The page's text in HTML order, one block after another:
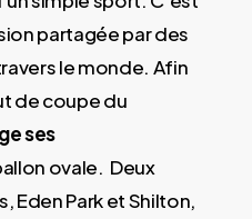
partagée par des
le monde. Afin
de coupe du
ses
ovale. Deux
Eden Park et Shilton,